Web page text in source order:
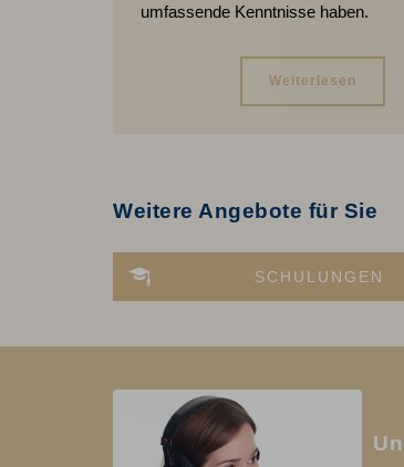
umfassende Kenntnisse haben.
Weiterlesen
Weitere Angebote für Sie
SCHULUNGEN